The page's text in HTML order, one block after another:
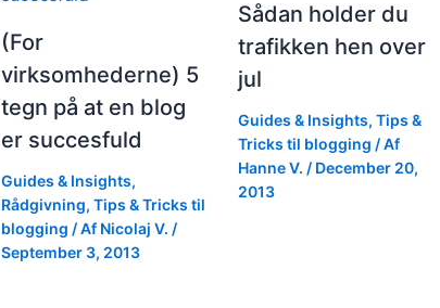
(For
virksomhederne) 5
tegn på at en blog
er succesfuld
Guides & Insights,
Rådgivning, Tips & Tricks til
blogging / Af Nicolaj V. /
September 3, 2013
Sådan holder du
trafikken hen over
jul
Guides & Insights,Tips &
Tricks til blogging / Af
Hanne V. / December 20,
2013